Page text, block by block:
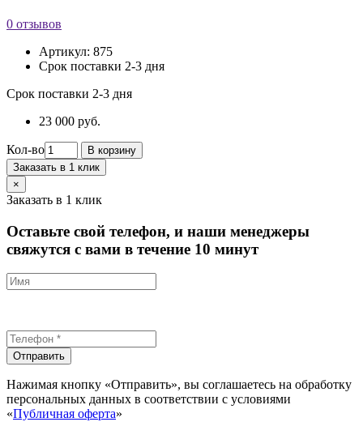
0 отзывов
Артикул: 875
Срок поставки 2-3 дня
Срок поставки 2-3 дня
23 000 руб.
Кол-во
В корзину
Заказать в 1 клик
×
Заказать в 1 клик
Оставьте свой телефон, и наши менеджеры
свяжутся с вами в течение 10 минут
Отправить
Нажимая кнопку «Отправить», вы соглашаетесь на обработку
персональных данных в соответствии с условиями
«Публичная оферта»